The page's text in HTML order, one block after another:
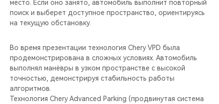
место. Если оно занято, автомобиль выполнит повторный
поиск и выберет доступное пространство, ориентируясь
на текущую обстановку.
Во время презентации технология Chery VPD была
продемонстрирована в сложных условиях. Автомобиль
выполнял манёвры в узком пространстве с высокой
точностью, демонстрируя стабильность работы
алгоритмов.
Технология Chery Advanced Parking (продвинутая система